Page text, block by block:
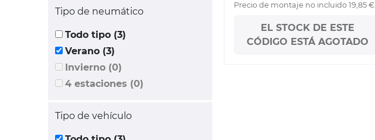
Tipo de neumático
Todo tipo (3)
Verano (3)
Invierno (0)
4 estaciones (0)
Tipo de vehículo
Precio de montaje no incluido 19,85 €
EL STOCK DE ESTE
CÓDIGO ESTÁ AGOTADO